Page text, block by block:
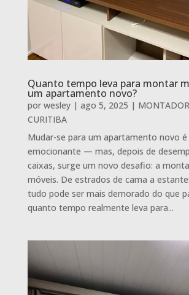
Quanto tempo leva para montar
um apartamento novo?
por wesley| ago 5, 2025 |
CURITIBA
Mudar-se para um apartamento novo
emocionante — mas, depois de
caixas, surge um novo desafio: a
móveis. De estrados de cama a
tudo pode ser mais demorado do que
quanto tempo realmente leva para...